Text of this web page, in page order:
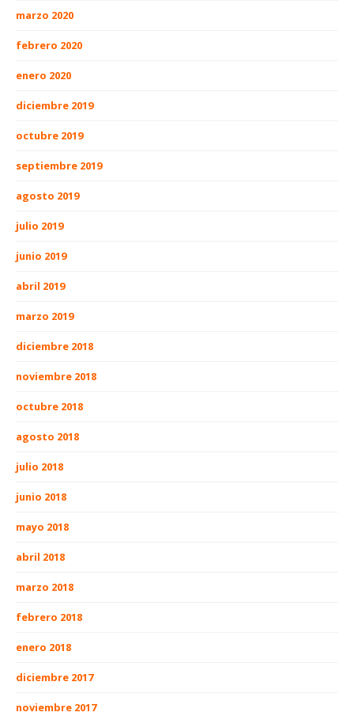
marzo 2020
febrero 2020
enero 2020
diciembre 2019
octubre 2019
septiembre 2019
agosto 2019
julio 2019
junio 2019
abril 2019
marzo 2019
diciembre 2018
noviembre 2018
octubre 2018
agosto 2018
julio 2018
junio 2018
mayo 2018
abril 2018
marzo 2018
febrero 2018
enero 2018
diciembre 2017
noviembre 2017